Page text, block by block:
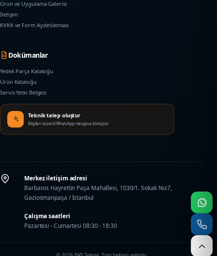
Ürün ve Uygulama Galerisi
İletişim
KVKK ve Form Aydınlatması
Dokümanlar
Yedek Parça Kataloğu
Ürün Kataloğu
Servis Yetki Belgesi
Teknik talep oluştur
Bilgileri düzenli WhatsApp mesajına dönüştür
Merkez iletişim adresi
Barbaros Hayrettin Paşa Mahallesi, 1030/1. Sokak No:7,
Gaziosmanpaşa / İstanbul
Çalışma saatleri
Pazartesi - Cumartesi 08:30 - 18:30